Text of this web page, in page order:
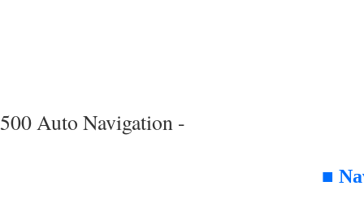
500 Auto Navigation -
■